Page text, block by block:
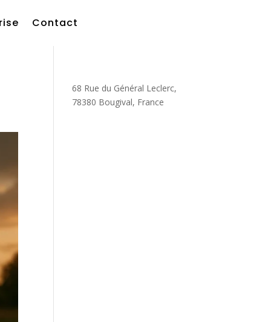
Contact
68 Rue du Général Leclerc,
78380 Bougival, France